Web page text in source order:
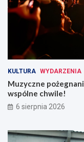
w
a
KULTURA WYDARZENIA
Muzyczne
wspólne chwile!
6 sierpnia 2026